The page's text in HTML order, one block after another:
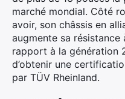
marché mondial. Côté
avoir, son châssis en
augmente sa
rapport à la génération
d’obtenir une
par TÜV Rheinland.